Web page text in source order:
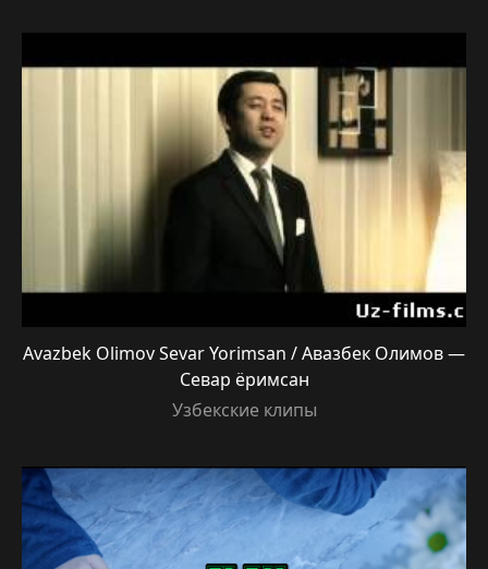
Avazbek Olimov Sevar Yorimsan / Авазбек Олимов —
Севар ёримсан
Узбекские клипы